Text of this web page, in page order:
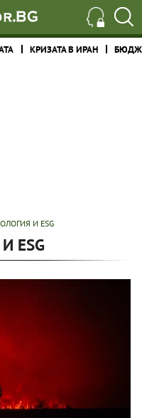
КРИЗАТА В ИРАН
И ESG
ESG